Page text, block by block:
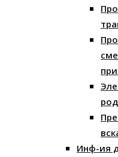
Инф-ия